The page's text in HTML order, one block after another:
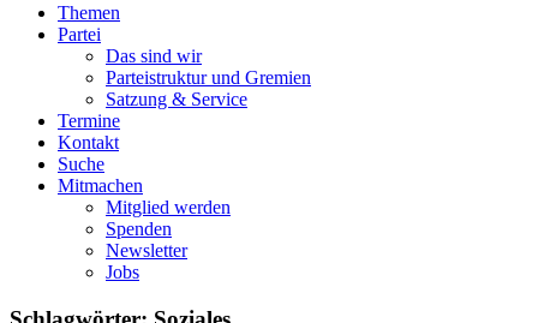
Themen
Partei
Das sind wir
Parteistruktur und Gremien
Satzung & Service
Termine
Kontakt
Suche
Mitmachen
Mitglied werden
Spenden
Newsletter
Jobs